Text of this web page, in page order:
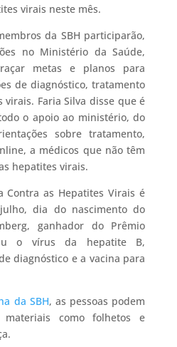
virais neste mês.
da SBH participarão,
no Ministério da Saúde,
metas e planos para
de diagnóstico, tratamento
virais. Faria Silva disse que é
o apoio ao ministério, do
sobre tratamento,
a médicos que não têm
hepatites virais.
Contra as Hepatites Virais é
dia do nascimento do
ganhador do Prêmio
o vírus da hepatite B,
diagnóstico e a vacina para
da SBH, as pessoas podem
como folhetos e